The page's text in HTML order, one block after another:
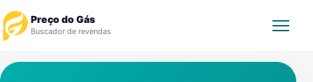
Preço do Gás
Buscador de revendas